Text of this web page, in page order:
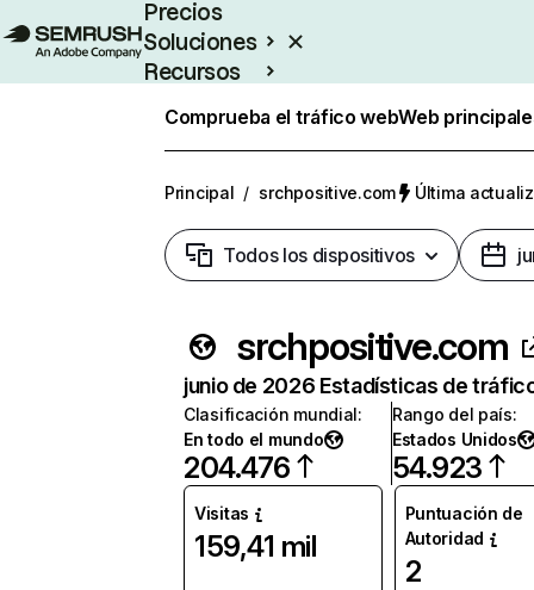
Precios
Soluciones
Recursos
Comprueba el tráfico webWeb
Principal / srchpositive.com Última
Todos los dispositivos
srchpositive.com
junio de 2026 Estadísticas de
Clasificación mundial:
En todo el mundo
204.476
Rango del país:
Estados Unidos
54.923
Visitas
159,41 mil
Puntuación de
Autoridad
2